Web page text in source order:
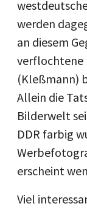
werden
an diesem
verflochtene
(Kleßmann)
Allein die
Bilderwelt
DDR farbig
erscheint
Viel